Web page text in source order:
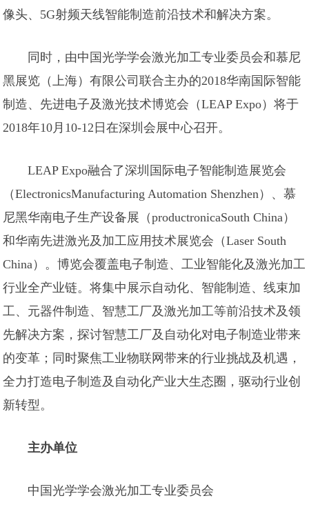
像头、5G射频天线智能制造前沿技术和解决方案。
同时，由中国光学学会激光加工专业委员会和慕尼
黑展览（上海）有限公司联合主办的2018华南国际智能
制造、先进电子及激光技术博览会（LEAP Expo）将于
2018年10月10-12日在深圳会展中心召开。
LEAP Expo融合了深圳国际电子智能制造展览会
（ElectronicsManufacturing Automation Shenzhen）、慕
尼黑华南电子生产设备展（productronicaSouth China）
和华南先进激光及加工应用技术展览会（Laser South
China）。博览会覆盖电子制造、工业智能化及激光加工
行业全产业链。将集中展示自动化、智能制造、线束加
工、元器件制造、智慧工厂及激光加工等前沿技术及领
先解决方案，探讨智慧工厂及自动化对电子制造业带来
的变革；同时聚焦工业物联网带来的行业挑战及机遇，
全力打造电子制造及自动化产业大生态圈，驱动行业创
新转型。
主办单位
中国光学学会激光加工专业委员会